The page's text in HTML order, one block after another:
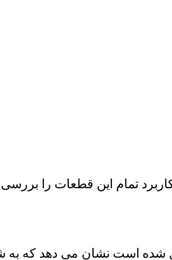
تمام این قطعات را
است نشان می دهد که به